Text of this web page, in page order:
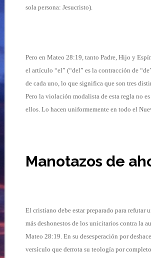
sola persona: Jesucristo).
Pero en Mateo 28:19, tanto Padre, Hijo y
el artículo “el” (“del” es la contracción de
de cada uno, lo que significa que son tres
Pero la violación modalista de esta regla no
ellos. Lo hacen uniformemente en todo el
Manotazos de
El cristiano debe estar preparado para refutar
más deshonestos de los unicitarios contra la
Mateo 28:19. En su desesperación por
versículo que derrota su teología por